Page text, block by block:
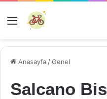
Menü
Anasayfa /Genel
Salcano